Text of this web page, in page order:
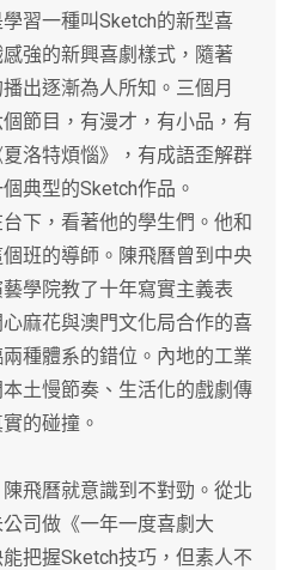
一種叫Sketch的新型喜
強的新興喜劇樣式，隨著
出逐漸為人所知。三個月
節目，有漫才，有小品，有
洛特煩惱》，有成語歪解群
典型的Sketch作品。
，看著他的學生們。他和
班的導師。陳飛曆曾到中央
學院教了十年寫實主義表
麻花與澳門文化局合作的喜
種體系的錯位。內地的工業
土慢節奏、生活化的戲劇傳
的碰撞。
曆就意識到不對勁。從北
司做《一年一度喜劇大
把握Sketch技巧，但素人不